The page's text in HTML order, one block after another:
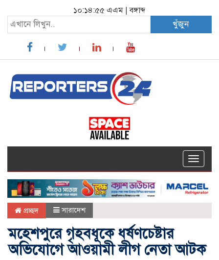
১০:১৪:৫৬ এএম|বঙ্গাব্দ
খুঁজুন
Toggle
প্রচ্ছদ সারাদেশ
মহেশপুরে গৃহবধূকে ধর্ষণচেষ্টার
অভিযোগে আওয়ামী লীগ নেতা আটক